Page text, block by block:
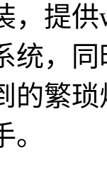
，提
统，
的繁